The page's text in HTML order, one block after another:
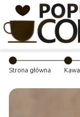
Strona główna Kawa